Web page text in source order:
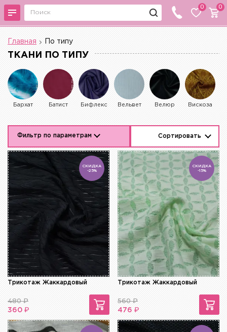
0 0
Главная По типу
ТКАНИ ПО ТИПУ
Бархат Батист Бифлекс Вельвет Велюр Вискоза
Фильтр по параметрам Сортировать
СКИДКА
-25%
Трикотаж Жаккардовый
480₽
360 ₽
СКИДКА
-15%
Трикотаж Жаккардовый
560₽
476 ₽